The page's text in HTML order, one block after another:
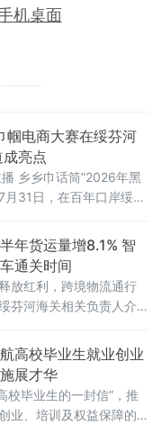
机桌面
电商大赛在绥芬河
亮点
乡乡巾话筒”2026年黑
31日，在百年口岸绥芬
化和旅游厅共同主办，
市妇联等单位承办，旨
性在新业态就业增收”部
巾帼电商技能提升行动深
年货运量增8.1% 智
通关时间
放红利，跨境物流通行
芬河海关相关负责人介
来，绥芬河海关全面推
关系统，升级智能查验
核验、车辆信息自动比
时间。在公路口岸，跨
高校毕业生就业创业
展才华
校毕业生的一封信”，推
业、培训及权益保障的